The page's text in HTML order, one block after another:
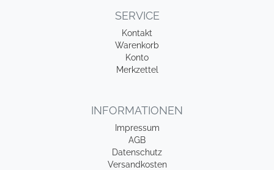
SERVICE
Kontakt
Warenkorb
Konto
Merkzettel
INFORMATIONEN
Impressum
AGB
Datenschutz
Versandkosten